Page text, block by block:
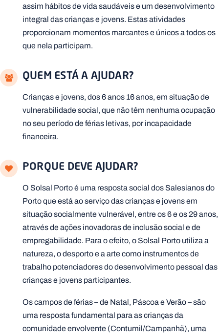
assim hábitos de vida saudáveis e um desenvolvimento
integral das crianças e jovens. Estas atividades
proporcionam momentos marcantes e únicos a todos os
que nela participam.
QUEM ESTÁ A AJUDAR?
Crianças e jovens, dos 6 anos 16 anos, em situação de
vulnerabilidade social, que não têm nenhuma ocupação
no seu período de férias letivas, por incapacidade
financeira.
PORQUE DEVE AJUDAR?
O Solsal Porto é uma resposta social dos Salesianos do
Porto que está ao serviço das crianças e jovens em
situação socialmente vulnerável, entre os 6 e os 29 anos,
através de ações inovadoras de inclusão social e de
empregabilidade. Para o efeito, o Solsal Porto utiliza a
natureza, o desporto e a arte como instrumentos de
trabalho potenciadores do desenvolvimento pessoal das
crianças e jovens participantes.
Os campos de férias – de Natal, Páscoa e Verão – são
uma resposta fundamental para as crianças da
comunidade envolvente (Contumil/Campanhã), uma